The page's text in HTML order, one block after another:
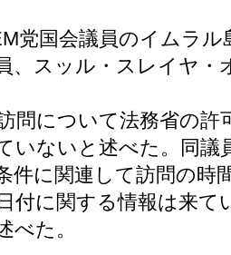
党国会議員のイムラ
、スッル・スレイヤ
問について法務省の許
いないと述べた。同
件に関連して訪問の時
付に関する情報は来
べた。